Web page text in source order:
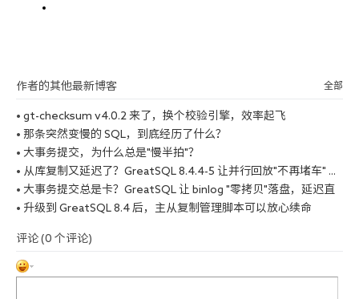
全部
作者的其他最新博客
• gt-checksum v4.0.2 来了，换个校验引擎，效率起飞
• 那条突然变慢的 SQL，到底经历了什么？
• 大事务提交，为什么总是"慢半拍"？
• 从库复制又延迟了？GreatSQL 8.4.4-5 让并行回放"不再堵车" ...
• 大事务提交总是卡？GreatSQL 让 binlog "零拷贝"落盘，延迟直
降七成 ...
• 升级到 GreatSQL 8.4 后，主从复制管理脚本可以放心续命
评论 (0 个评论)